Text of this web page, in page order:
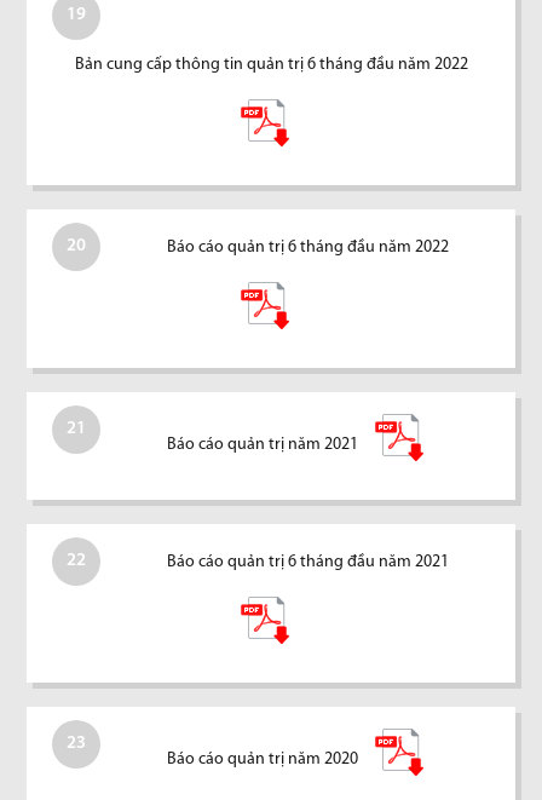
19
Bản cung cấp thông tin quản trị 6 tháng đầu năm 2022
20 Báo cáo quản trị 6 tháng đầu năm 2022
21
Báo cáo quản trị năm 2021
22 Báo cáo quản trị 6 tháng đầu năm 2021
23
Báo cáo quản trị năm 2020